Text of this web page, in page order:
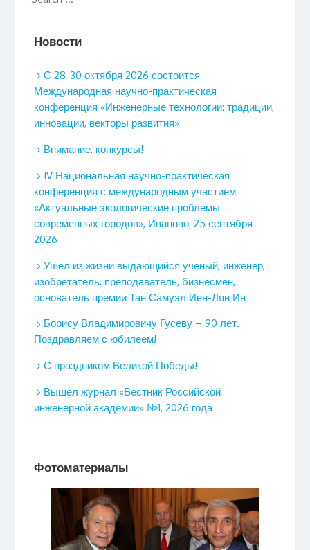
Новости
С 28-30 октября 2026 состоится
Международная научно-практическая
конференция «Инженерные технологии: традиции,
инновации, векторы развития»
Внимание, конкурсы!
IV Национальная научно-практическая
конференция с международным участием
«Актуальные экологические проблемы
современных городов», Иваново, 25 сентября
2026
Ушел из жизни выдающийся ученый, инженер,
изобретатель, преподаватель, бизнесмен,
основатель премии Тан Самуэл Иен-Лян Ин
Борису Владимировичу Гусеву – 90 лет.
Поздравляем с юбилеем!
С праздником Великой Победы!
Вышел журнал «Вестник Российской
инженерной академии» №1, 2026 года
Фотоматериалы